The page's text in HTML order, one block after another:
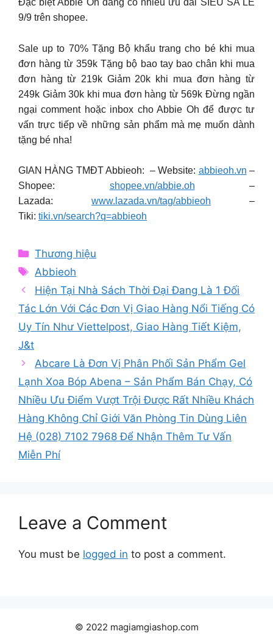
Đặc biệt Abbie Oh đang có nhiều ưu đãi SIÊU SA LE
9/9 trên shopee.
Sale up to 70% Tặng Bộ khẩu trang cho bé khi mua
đơn hàng từ 359k Tặng bộ bao tay bao chân khi mua
đơn hàng từ 219k Giảm 20k khi mua đơn hàng từ
249k Giảm 30k khi mua đơn hàng từ 569k Đừng ngần
ngại comment hoặc inbox cho Abbie Oh để được tư
vấn trực tiếp về những sản phẩm mà mẹ muốn dành
tặng bé nha!
GIAN HÀNG TMĐT Abbieoh: – Website: abbieoh.vn –
Shopee: shopee.vn/abbie.oh –
Lazada: www.lazada.vn/tag/abbieoh –
Tiki: tiki.vn/search?q=abbieoh
Categories
Thương hiệu
Tags
Abbieoh
Hiện Tại Nhà Sách Thời Đại Đang Là 1 Đối
Tác Lớn Với Các Đơn Vị Giao Hàng Nổi Tiếng Có
Uy Tín Như Viettelpost, Giao Hàng Tiết Kiệm,
J&t
Abcare Là Đơn Vị Phân Phối Sản Phẩm Gel
Lạnh Xoa Bóp Abena – Sản Phẩm Bán Chạy, Có
Nhiều Ưu Điểm Vượt Trội Được Rất Nhiều Khách
Hàng Không Chỉ Giới Văn Phòng Tin Dùng Liên
Hệ (028) 7102 7968 Để Nhận Thêm Tư Vấn
Miễn Phí
Leave a Comment
You must be logged in to post a comment.
© 2022 magiamgiashop.com